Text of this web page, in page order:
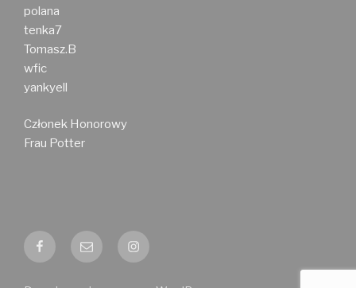
polana
tenka7
Tomasz.B
wfic
yankyell
Członek Honorowy
Frau Potter
Facebook
E-
mail
Instagram